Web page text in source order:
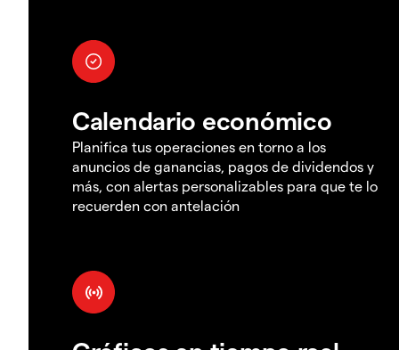
Calendario económico
Planifica tus operaciones en torno a los
anuncios de ganancias, pagos de dividendos y
más, con alertas personalizables para que te lo
recuerden con antelación